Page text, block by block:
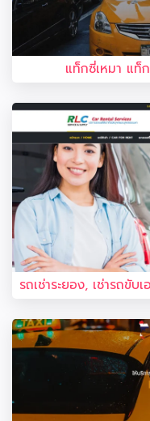
แท็กซี่เหมา แท็
รถเช่าระยอง, เช่ารถขับ